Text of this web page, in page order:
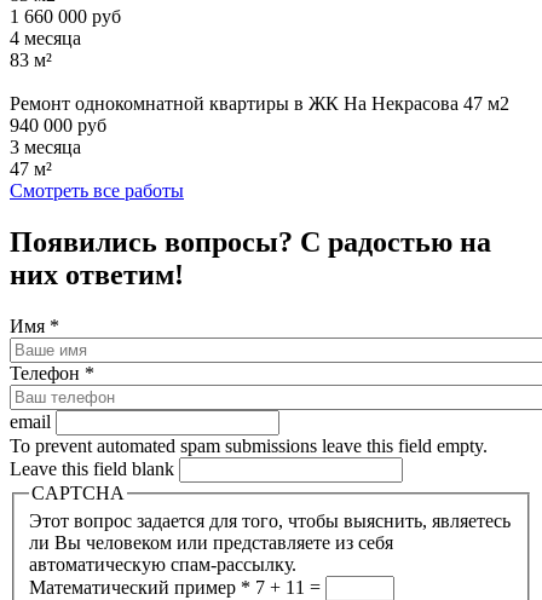
1 660 000 руб
4 месяца
83 м²
Ремонт однокомнатной квартиры в ЖК На Некрасова 47 м2
940 000 руб
3 месяца
47 м²
Смотреть все работы
Появились вопросы? С радостью на
них ответим!
Имя *
Телефон *
email
To prevent automated spam submissions leave this field empty.
Leave this field blank
CAPTCHA
Этот вопрос задается для того, чтобы выяснить, являетесь
ли Вы человеком или представляете из себя
автоматическую спам-рассылку.
Математический пример * 7 + 11 =